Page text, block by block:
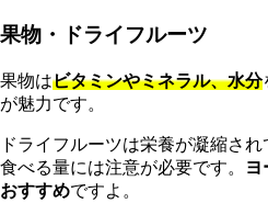
果物・ドライフルーツ
果物はビタミンやミネラル、水分
が魅力です。
ドライフルーツは栄養が凝縮さ
食べる量には注意が必要です。
ヨ
おすすめですよ。